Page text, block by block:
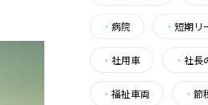
・ 病院 ・ 短期リ
・ 社用車 ・ 社長
・ 福祉車両 ・ 節